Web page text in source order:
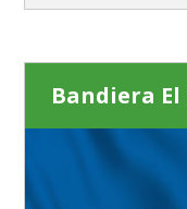
Bandiera